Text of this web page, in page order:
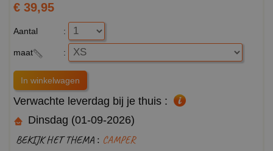
€ 39,95
Aantal :
maat :
Verwachte leverdag bij je thuis :
Dinsdag (01-09-2026)
BEKIJK HET THEMA : CAMPER